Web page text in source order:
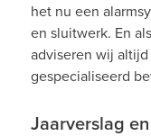
het nu een
en sluitwerk. En
adviseren wij
gespecialiseerd
Jaarverslag en